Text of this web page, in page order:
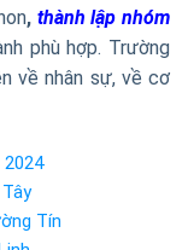
, thành lập nhóm
phù hợp. Trường
về nhân sự, về cơ
Tín